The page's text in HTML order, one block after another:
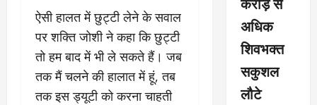
ऐसी हालत में छुट्टी लेने के सवाल
पर शक्ति जोशी ने कहा कि छुट्टी
तो हम बाद में भी ले सकते हैं। जब
तक मैं चलने की हालात में हूं, तब
तक इस ड्यूटी को करना चाहती
अधिक
शिवभक्त
सकुशल
लौटे